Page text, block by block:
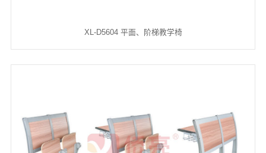
XL-D5604 平面、阶梯教学椅